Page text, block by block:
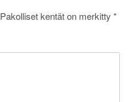
Pakolliset kentät on merkitty *